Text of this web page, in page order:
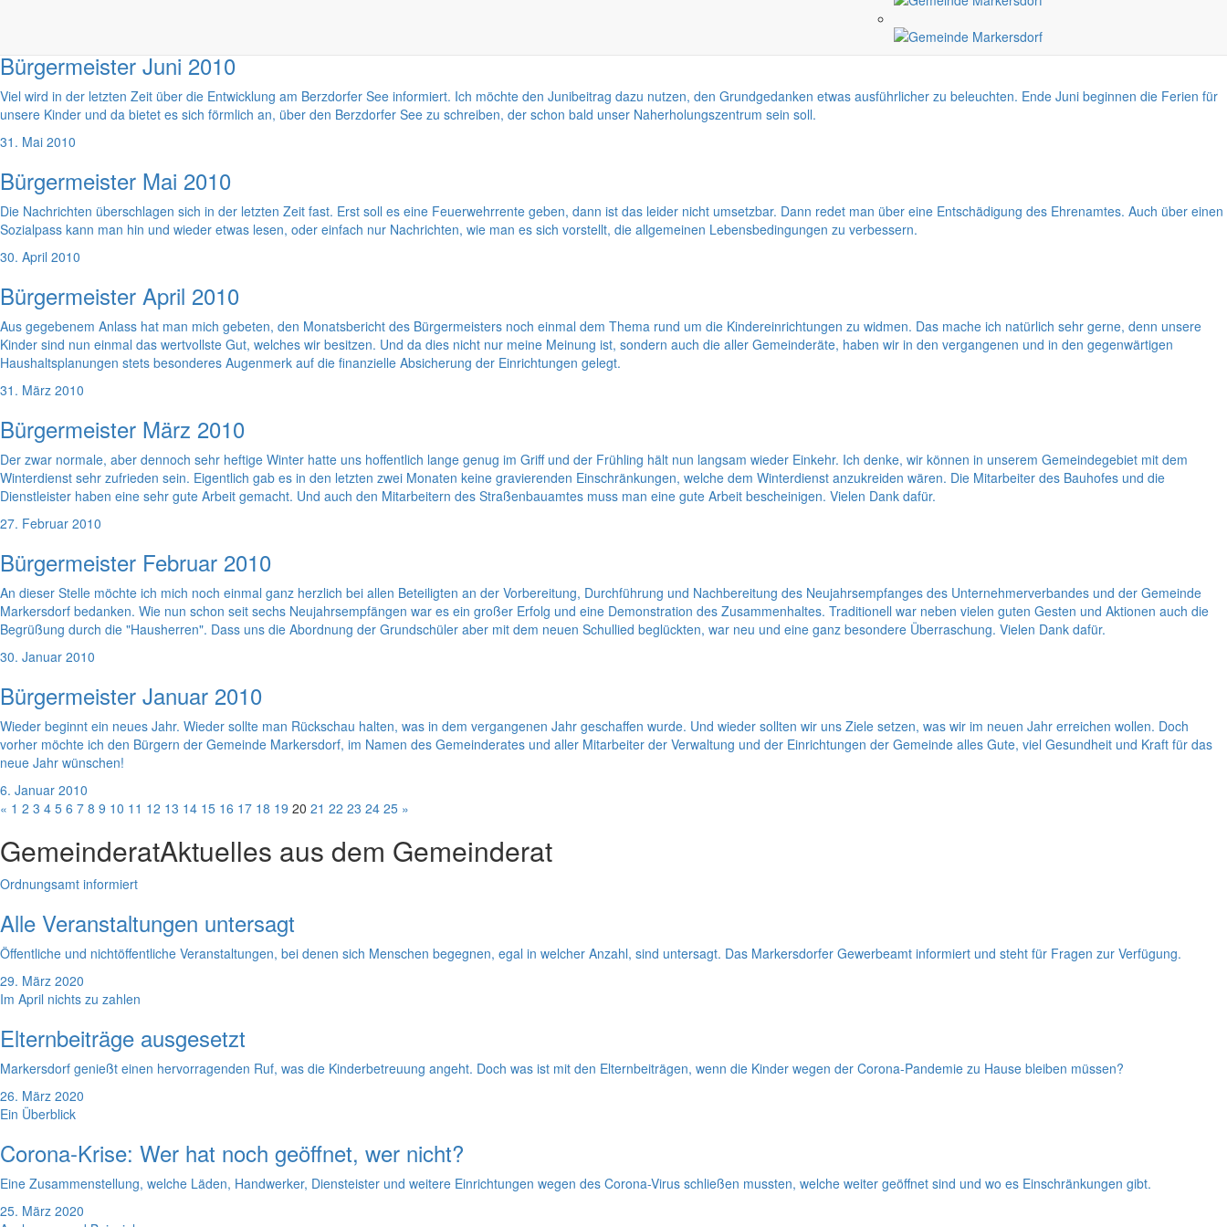
Bürgermeister Juni 2010
Viel wird in der letzten Zeit über die Entwicklung am Berzdorfer See informiert. Ich möchte den Junibeitrag dazu nutzen, den Grundgedanken etwas ausführlicher zu beleuchten. Ende Juni beginnen die Ferien für
unsere Kinder und da bietet es sich förmlich an, über den Berzdorfer See zu schreiben, der schon bald unser Naherholungszentrum sein soll.
31. Mai 2010
Bürgermeister Mai 2010
Die Nachrichten überschlagen sich in der letzten Zeit fast. Erst soll es eine Feuerwehrrente geben, dann ist das leider nicht umsetzbar. Dann redet man über eine Entschädigung des Ehrenamtes. Auch über einen
Sozialpass kann man hin und wieder etwas lesen, oder einfach nur Nachrichten, wie man es sich vorstellt, die allgemeinen Lebensbedingungen zu verbessern.
30. April 2010
Bürgermeister April 2010
Aus gegebenem Anlass hat man mich gebeten, den Monatsbericht des Bürgermeisters noch einmal dem Thema rund um die Kindereinrichtungen zu widmen. Das mache ich natürlich sehr gerne, denn unsere
Kinder sind nun einmal das wertvollste Gut, welches wir besitzen. Und da dies nicht nur meine Meinung ist, sondern auch die aller Gemeinderäte, haben wir in den vergangenen und in den gegenwärtigen
Haushaltsplanungen stets besonderes Augenmerk auf die finanzielle Absicherung der Einrichtungen gelegt.
31. März 2010
Bürgermeister März 2010
Der zwar normale, aber dennoch sehr heftige Winter hatte uns hoffentlich lange genug im Griff und der Frühling hält nun langsam wieder Einkehr. Ich denke, wir können in unserem Gemeindegebiet mit dem
Winterdienst sehr zufrieden sein. Eigentlich gab es in den letzten zwei Monaten keine gravierenden Einschränkungen, welche dem Winterdienst anzukreiden wären. Die Mitarbeiter des Bauhofes und die
Dienstleister haben eine sehr gute Arbeit gemacht. Und auch den Mitarbeitern des Straßenbauamtes muss man eine gute Arbeit bescheinigen. Vielen Dank dafür.
27. Februar 2010
Bürgermeister Februar 2010
An dieser Stelle möchte ich mich noch einmal ganz herzlich bei allen Beteiligten an der Vorbereitung, Durchführung und Nachbereitung des Neujahrsempfanges des Unternehmerverbandes und der Gemeinde
Markersdorf bedanken. Wie nun schon seit sechs Neujahrsempfängen war es ein großer Erfolg und eine Demonstration des Zusammenhaltes. Traditionell war neben vielen guten Gesten und Aktionen auch die
Begrüßung durch die "Hausherren". Dass uns die Abordnung der Grundschüler aber mit dem neuen Schullied beglückten, war neu und eine ganz besondere Überraschung. Vielen Dank dafür.
30. Januar 2010
Bürgermeister Januar 2010
Wieder beginnt ein neues Jahr. Wieder sollte man Rückschau halten, was in dem vergangenen Jahr geschaffen wurde. Und wieder sollten wir uns Ziele setzen, was wir im neuen Jahr erreichen wollen. Doch
vorher möchte ich den Bürgern der Gemeinde Markersdorf, im Namen des Gemeinderates und aller Mitarbeiter der Verwaltung und der Einrichtungen der Gemeinde alles Gute, viel Gesundheit und Kraft für das
neue Jahr wünschen!
6. Januar 2010
« 1 2 3 4 5 6 7 8 9 10 11 12 13 14 15 16 17 18 19 20 21 22 23 24 25 »
GemeinderatAktuelles aus dem Gemeinderat
Ordnungsamt informiert
Alle Veranstaltungen untersagt
Öffentliche und nichtöffentliche Veranstaltungen, bei denen sich Menschen begegnen, egal in welcher Anzahl, sind untersagt. Das Markersdorfer Gewerbeamt informiert und steht für Fragen zur Verfügung.
29. März 2020
Im April nichts zu zahlen
Elternbeiträge ausgesetzt
Markersdorf genießt einen hervorragenden Ruf, was die Kinderbetreuung angeht. Doch was ist mit den Elternbeiträgen, wenn die Kinder wegen der Corona-Pandemie zu Hause bleiben müssen?
26. März 2020
Ein Überblick
Corona-Krise: Wer hat noch geöffnet, wer nicht?
Eine Zusammenstellung, welche Läden, Handwerker, Diensteister und weitere Einrichtungen wegen des Corona-Virus schließen mussten, welche weiter geöffnet sind und wo es Einschränkungen gibt.
25. März 2020